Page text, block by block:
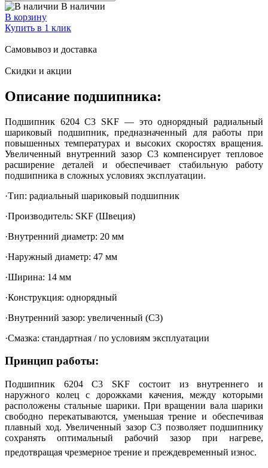
В наличии
В корзину
Купить в 1 клик
Самовывоз и доставка
Скидки и акции
Описание подшипника:
Подшипник 6204 C3 SKF — это однорядный радиальный
шариковый подшипник, предназначенный для работы при
повышенных температурах и высоких скоростях вращения.
Увеличенный внутренний зазор C3 компенсирует тепловое
расширение деталей и обеспечивает стабильную работу
подшипника в сложных условиях эксплуатации.
·Тип: радиальный шариковый подшипник
·Производитель: SKF (Швеция)
·Внутренний диаметр: 20 мм
·Наружный диаметр: 47 мм
·Ширина: 14 мм
·Конструкция: однорядный
·Внутренний зазор: увеличенный (C3)
·Смазка: стандартная / по условиям эксплуатации
Принцип работы:
Подшипник 6204 C3 SKF состоит из внутреннего и
наружного колец с дорожками качения, между которыми
расположены стальные шарики. При вращении вала шарики
свободно перекатываются, уменьшая трение и обеспечивая
плавный ход. Увеличенный зазор C3 позволяет подшипнику
сохранять оптимальный рабочий зазор при нагреве,
предотвращая чрезмерное трение и преждевременный износ.